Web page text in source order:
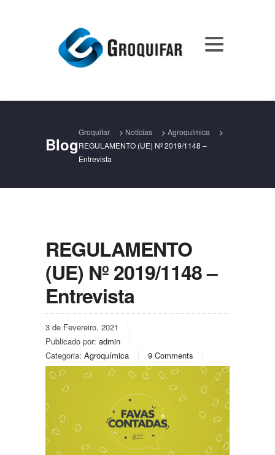
Blog
Groquifar > Notícias > Agroquímica
>
REGULAMENTO (UE) Nº 2019/1148 –
Entrevista
REGULAMENTO
(UE) Nº 2019/1148 –
Entrevista
3 de Fevereiro, 2021
Publicado por: admin
Categoria: Agroquímica 9 Comments